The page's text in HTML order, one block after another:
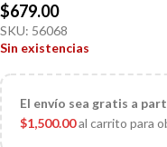
$679.00
SKU: 56068
Sin existencias
El envío sea gratis a
$1,500.00al carrito para